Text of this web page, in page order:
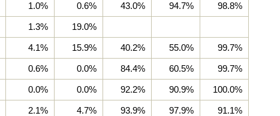
1.0% 0.6% 43.0% 94.7% 98.8%
1.3% 19.0%
4.1% 15.9% 40.2% 55.0% 99.7%
0.6% 0.0% 84.4% 60.5% 99.7%
0.0% 0.0% 92.2% 90.9% 100.0%
2.1% 4.7% 93.9% 97.9% 91.1%